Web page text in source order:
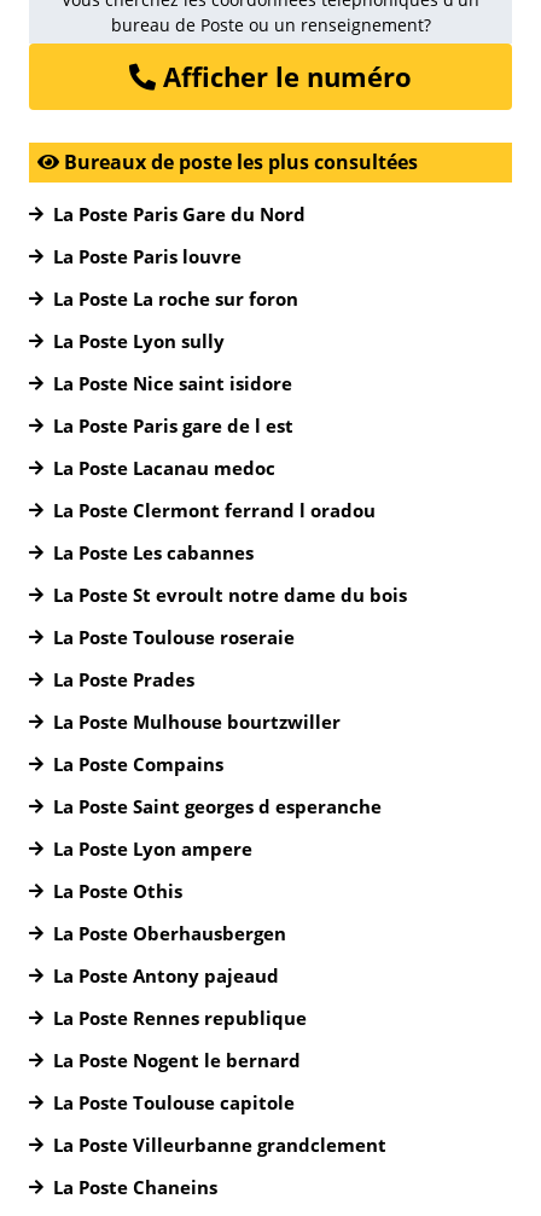
bureau de Poste ou un renseignement?
Afficher le numéro
Bureaux de poste les plus consultées
La Poste Paris Gare du Nord
La Poste Paris louvre
La Poste La roche sur foron
La Poste Lyon sully
La Poste Nice saint isidore
La Poste Paris gare de l est
La Poste Lacanau medoc
La Poste Clermont ferrand l oradou
La Poste Les cabannes
La Poste St evroult notre dame du bois
La Poste Toulouse roseraie
La Poste Prades
La Poste Mulhouse bourtzwiller
La Poste Compains
La Poste Saint georges d esperanche
La Poste Lyon ampere
La Poste Othis
La Poste Oberhausbergen
La Poste Antony pajeaud
La Poste Rennes republique
La Poste Nogent le bernard
La Poste Toulouse capitole
La Poste Villeurbanne grandclement
La Poste Chaneins